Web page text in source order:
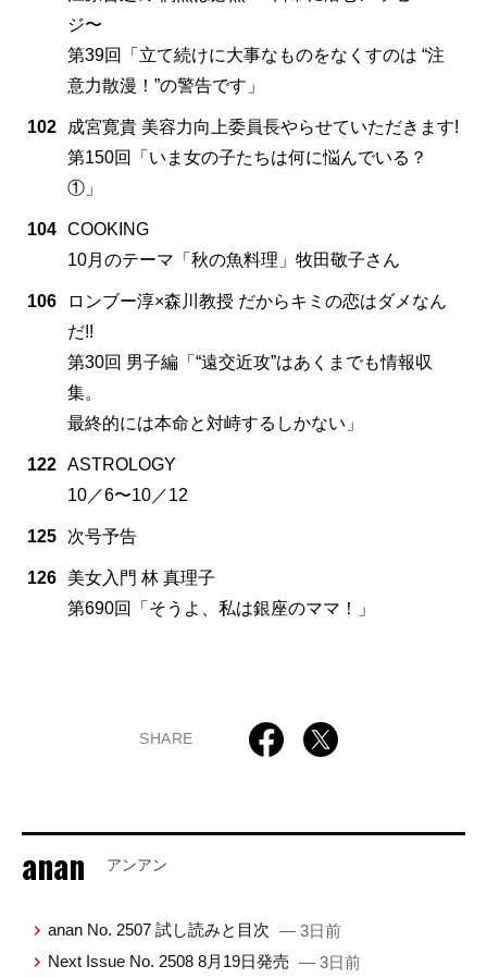
ジ〜
第39回「立て続けに大事なものをなくすのは “注
意力散漫！”の警告です」
102
成宮寛貴 美容力向上委員長やらせていただきます!
第150回「いま女の子たちは何に悩んでいる？
①」
104 COOKING
10月のテーマ「秋の魚料理」牧田敬子さん
106
ロンブー淳×森川教授 だからキミの恋はダメなん
だ!!
第30回 男子編「“遠交近攻”はあくまでも情報収
集。
最終的には本命と対峙するしかない」
122 ASTROLOGY
10／6〜10／12
125 次号予告
126
美女入門 林 真理子
第690回「そうよ、私は銀座のママ！」
SHARE
anan アンアン
anan No. 2507 試し読みと目次 — 3日前
Next Issue No. 2508 8月19日発売 — 3日前